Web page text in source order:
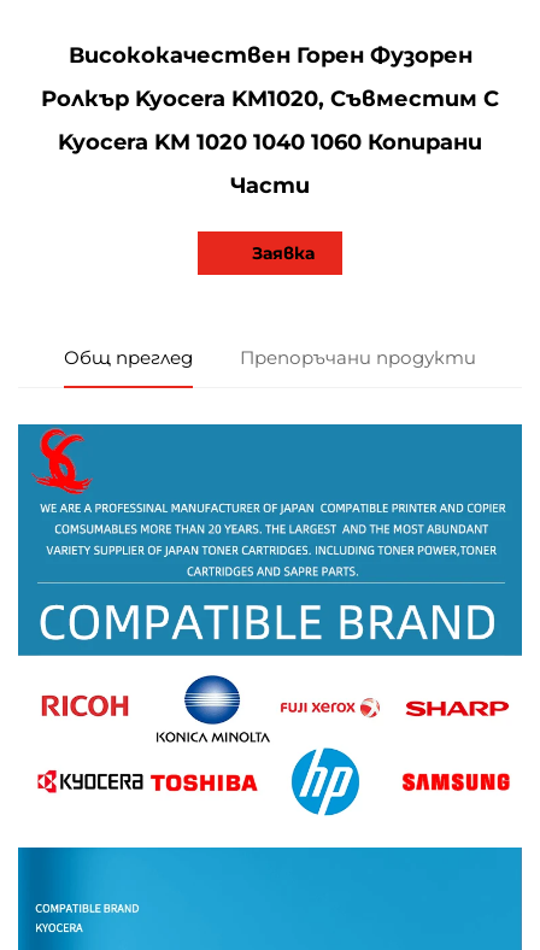
Висококачествен Горен Фузорен
Ролкър Kyocera KM1020, Съвместим С
Kyocera KM 1020 1040 1060 Копирани
Части
Заявка
Общ преглед Препоръчани продукти